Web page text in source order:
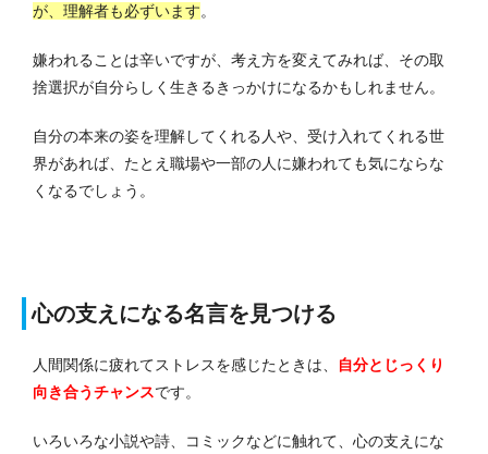
が、理解者も必ずいます。
嫌われることは辛いですが、考え方を変えてみれば、その取
捨選択が自分らしく生きるきっかけになるかもしれません。
自分の本来の姿を理解してくれる人や、受け入れてくれる世
界があれば、たとえ職場や一部の人に嫌われても気にならな
くなるでしょう。
心の支えになる名言を見つける
人間関係に疲れてストレスを感じたときは、
自分とじっくり
向き合うチャンスです。
いろいろな小説や詩、コミックなどに触れて、心の支えにな